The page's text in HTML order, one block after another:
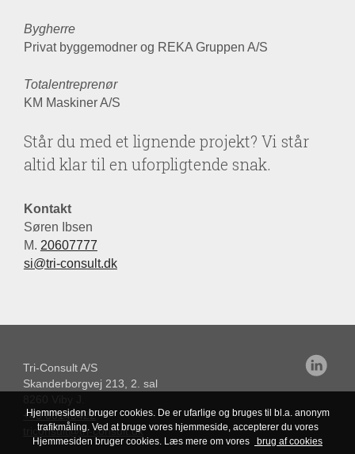
Bygherre
Privat byggemodner og REKA Gruppen A/S
Totalentreprenør
KM Maskiner A/S
Står du med et lignende projekt? Vi står
altid klar til en uforpligtende snak.
Kontakt
Søren Ibsen
M. 20607777
si@tri-consult.dk
Tri-Consult A/S
Skanderborgvej 213, 2. sal
+45 86145422
triconsult@tri-consult.dk
Hjemmesiden bruger cookies. De er ufarlige og bruges til bl.a. anonym
trafikmåling. Ved at bruge vores hjemmeside, accepterer du vores
Hjemmesiden bruger cookies. Læs mere om vores
brug af cookies